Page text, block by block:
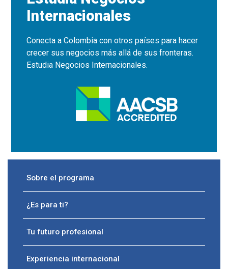
Internacionales
Conecta a Colombia con otros países para hacer
crecer sus negocios más allá de sus fronteras.
Estudia Negocios Internacionales.
Sobre el programa
¿Es para ti?
Tu futuro profesional
Experiencia internacional